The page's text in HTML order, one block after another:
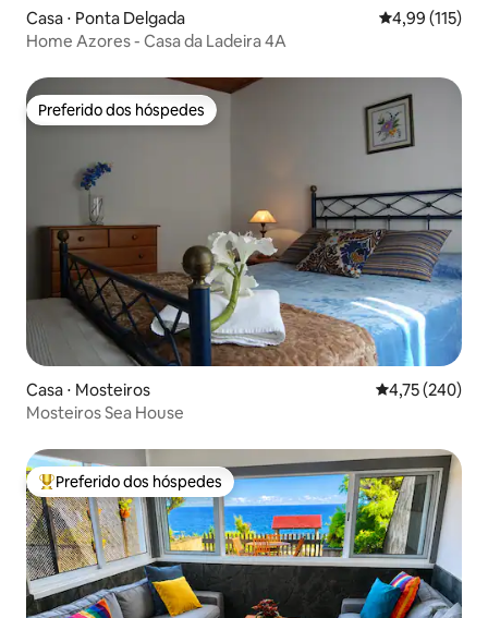
Casa ⋅ Ponta Delgada 4,99 de uma
4,99 (115)
Home Azores - Casa da Ladeira 4A
Preferido dos hóspedes
Preferido dos hóspedes
Casa ⋅ Mosteiros 4,75 de uma
4,75 (240)
Mosteiros Sea House
Entre os melhores preferidos dos hóspedes
Preferido dos hóspedes